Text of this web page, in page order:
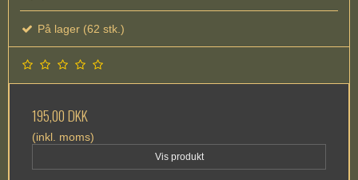
På lager (62 stk.)
195,00 DKK
(inkl. moms)
Vis produkt